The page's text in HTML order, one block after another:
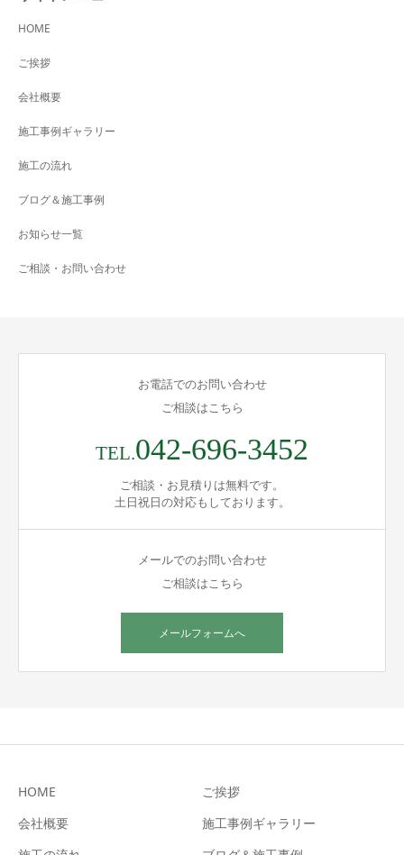
HOME
ご挨拶
会社概要
施工事例ギャラリー
施工の流れ
ブログ＆施工事例
お知らせ一覧
ご相談・お問い合わせ
お電話でのお問い合わせ
ご相談はこちら
TEL.042-696-3452
ご相談・お見積りは無料です。
土日祝日の対応もしております。
メールでのお問い合わせ
ご相談はこちら
メールフォームへ
HOME
ご挨拶
会社概要
施工事例ギャラリー